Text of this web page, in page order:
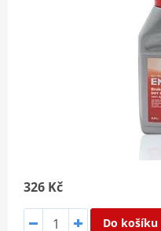
326 Kč
Do košíku